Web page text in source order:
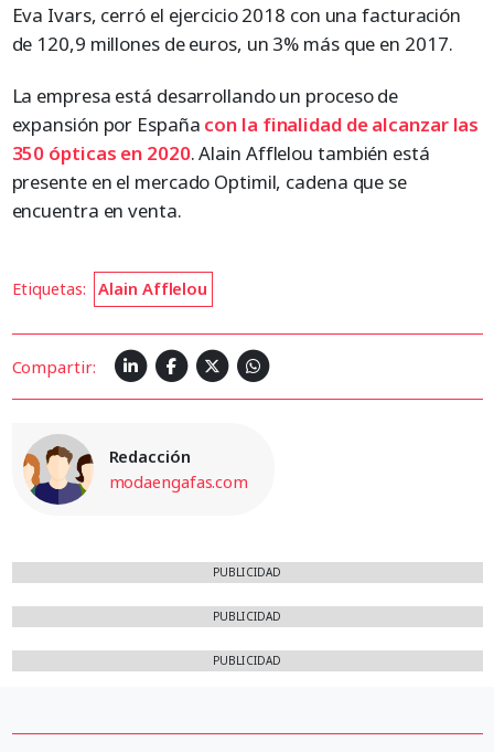
Eva Ivars, cerró el ejercicio 2018 con una facturación
de 120,9 millones de euros, un 3% más que en 2017.
La empresa está desarrollando un proceso de
expansión por España con la finalidad de alcanzar las
350 ópticas en 2020. Alain Afflelou también está
presente en el mercado Optimil, cadena que se
encuentra en venta.
Etiquetas: Alain Afflelou
Compartir:
Redacción
modaengafas.com
PUBLICIDAD
PUBLICIDAD
PUBLICIDAD